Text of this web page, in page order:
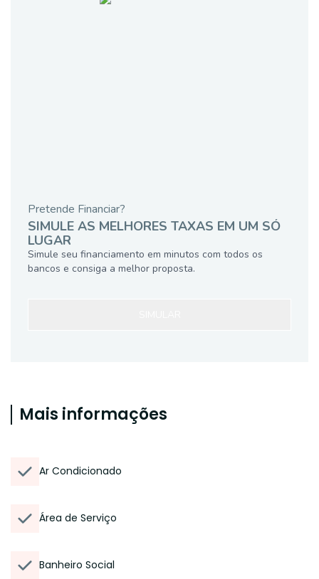
Pretende Financiar?
SIMULE AS MELHORES TAXAS EM UM SÓ
LUGAR
Simule seu financiamento em minutos com todos os
bancos e consiga a melhor proposta.
Mais informações
Ar Condicionado
Área de Serviço
Banheiro Social